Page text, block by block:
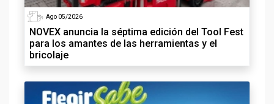
Ago 05/2026
NOVEX anuncia la séptima edición del Tool Fest
para los amantes de las herramientas y el
bricolaje